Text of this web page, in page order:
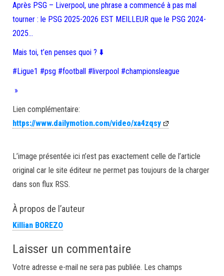
Après PSG – Liverpool, une phrase a commencé à pas mal
tourner : le PSG 2025-2026 EST MEILLEUR que le PSG 2024-
2025…
Mais toi, t’en penses quoi ? ⬇️
#Ligue1 #psg #football #liverpool #championsleague
»
Lien complémentaire:
https://www.dailymotion.com/video/xa4zqsy
L’image présentée ici n’est pas exactement celle de l’article
original car le site éditeur ne permet pas toujours de la charger
dans son flux RSS.
À propos de l’auteur
Killian BOREZO
Laisser un commentaire
Votre adresse e-mail ne sera pas publiée. Les champs